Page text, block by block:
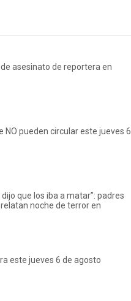
asesinato de reportera en
NO pueden circular este jueves 6
que los iba a matar”: padres
noche de terror en
este jueves 6 de agosto